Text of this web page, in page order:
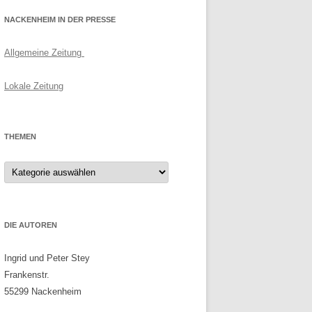
NACKENHEIM IN DER PRESSE
Allgemeine Zeitung
Lokale Zeitung
THEMEN
Themen
DIE AUTOREN
Ingrid und Peter Stey
Frankenstr.
55299 Nackenheim